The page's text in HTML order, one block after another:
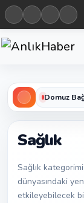
Sağlık
Sağlık
dünyasındaki
etkileyebilecek